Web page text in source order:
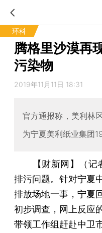
环科
腾格里沙漠再
污染物
2019年11月11日 18:31
官方通报称，美利林
为宁夏美利纸业集团
【财新网】（记
排污问题。针对宁夏
排放场地一事，宁夏
初步调查，网上反应
带领工作组赶赴中卫